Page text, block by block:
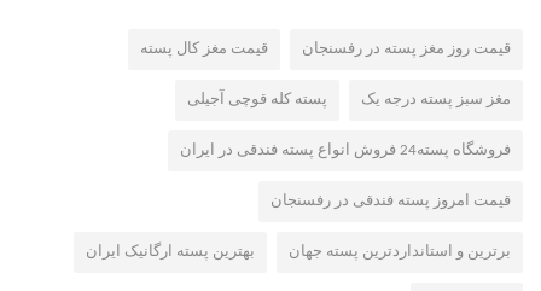
قیمت روز مغز پسته در رفسنجان قیمت مغز کال پسته
مغز سبز پسته درجه یک پسته کله قوچی آجیلی
فروشگاه پسته24 فروش انواع پسته فندقی در ایران
قیمت امروز پسته فندقی در رفسنجان
برترین و استانداردترین پسته جهان بهترین پسته ارگانیک ایران